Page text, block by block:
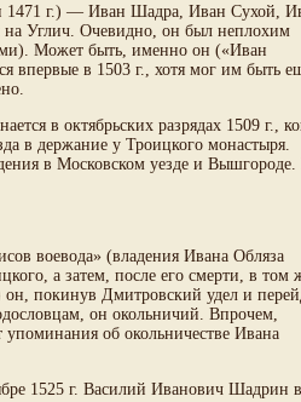
1471 г.) — Иван Шадра, Иван Сухой,
на Углич. Очевидно, он был неплохим
Может быть, именно он («Иван
впервые в 1503 г., хотя мог им быть
в октябрьских разрядах 1509 г.,
в держание у Троицкого монастыря.
в Московском уезде и
воевода» (владения Ивана Обляза
а затем, после его смерти, в том
покинув Дмитровский удел и
он окольничий. Впрочем,
об окольничестве Ивана
1525 г. Василий Иванович Шадрин в